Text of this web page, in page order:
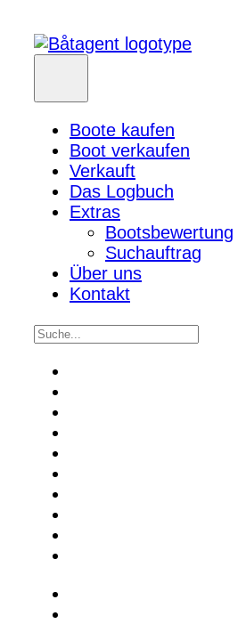
Boote kaufen
Boot verkaufen
Verkauft
Das Logbuch
Extras
Bootsbewertung
Suchauftrag
Über uns
Kontakt